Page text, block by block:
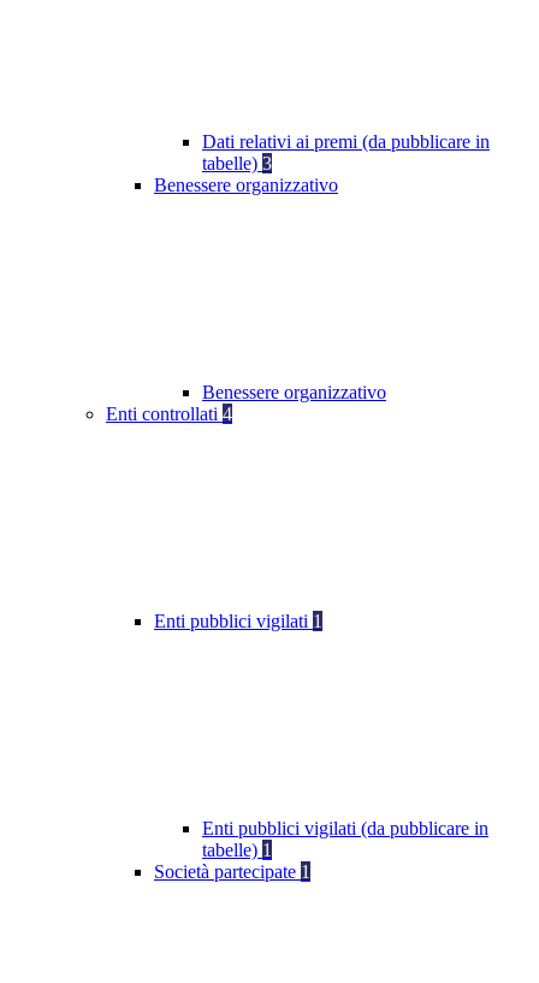
Dati relativi ai premi (da pubblicare in
tabelle) 3
Benessere organizzativo
Benessere organizzativo
Enti controllati 4
Enti pubblici vigilati 1
Enti pubblici vigilati (da pubblicare in
tabelle) 1
Società partecipate 1